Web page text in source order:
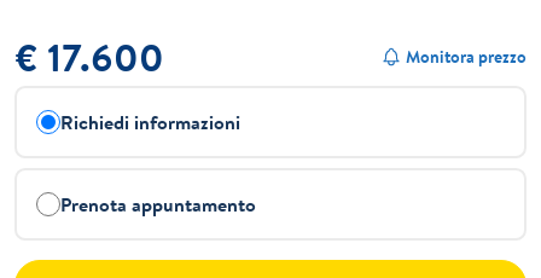
€ 17.600 Monitora prezzo
Richiedi informazioni
Prenota appuntamento